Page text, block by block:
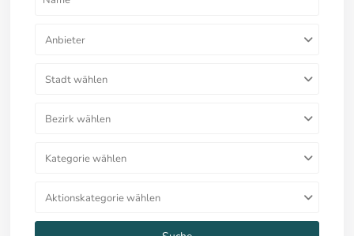
Anbieter
Stadt wählen
Bezirk wählen
Kategorie wählen
Aktionskategorie wählen